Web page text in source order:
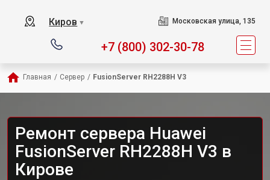
Киров ▼ Московская улица, 135
+7 (800) 302-30-78
Главная / Сервер / FusionServer RH2288H V3
Ремонт сервера Huawei
FusionServer RH2288H V3 в
Кирове